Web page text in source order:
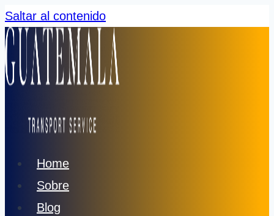
Saltar al contenido
Home
Sobre
Blog